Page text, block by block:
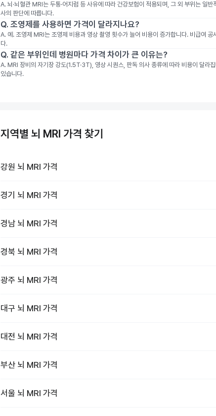
A. 뇌·뇌혈관 MRI는 두통·어지럼 등 사유에 따라 건강보험이 적용되며, 그 외 부위는 일
사의 판단에 따릅니다.
Q. 조영제를 사용하면 가격이 달라지나요?
A. 예. 조영제 MRI는 조영제 비용과 영상 촬영 횟수가 늘어 비용이 증가합니다. 비급여
다.
Q. 같은 부위인데 병원마다 가격 차이가 큰 이유는?
A. MRI 장비의 자기장 강도(1.5T·3T), 영상 시퀀스, 판독 의사 종류에 따라 비용이 달라
있습니다.
지역별 뇌 MRI 가격 찾기
강원 뇌 MRI 가격
경기 뇌 MRI 가격
경남 뇌 MRI 가격
경북 뇌 MRI 가격
광주 뇌 MRI 가격
대구 뇌 MRI 가격
대전 뇌 MRI 가격
부산 뇌 MRI 가격
서울 뇌 MRI 가격